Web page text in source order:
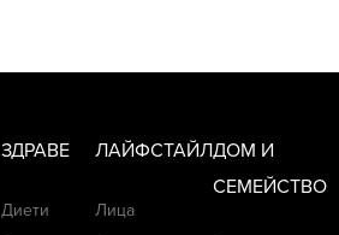
ЗДРАВЕ
Диети
ЛАЙФСТАЙЛ
Лица
ДОМ И
СЕМЕЙСТВО